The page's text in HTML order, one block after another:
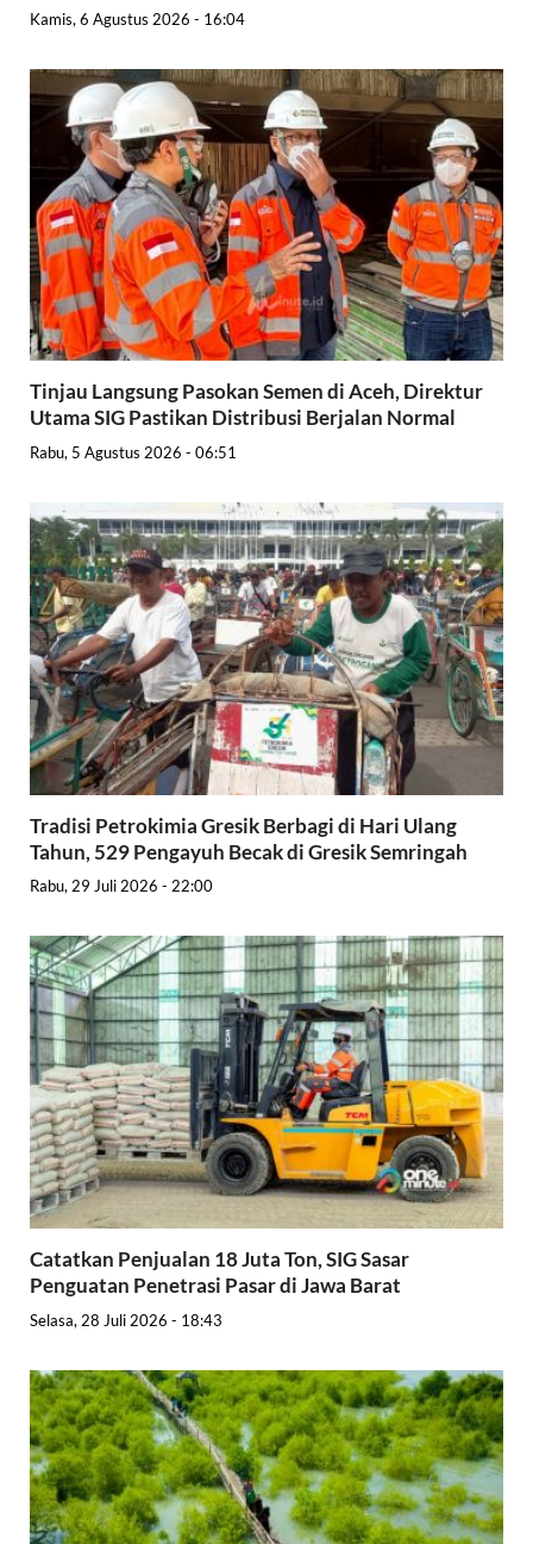
Kamis, 6 Agustus 2026 - 16:04
Tinjau Langsung Pasokan Semen di Aceh, Direktur
Utama SIG Pastikan Distribusi Berjalan Normal
Rabu, 5 Agustus 2026 - 06:51
Tradisi Petrokimia Gresik Berbagi di Hari Ulang
Tahun, 529 Pengayuh Becak di Gresik Semringah
Rabu, 29 Juli 2026 - 22:00
Catatkan Penjualan 18 Juta Ton, SIG Sasar
Penguatan Penetrasi Pasar di Jawa Barat
Selasa, 28 Juli 2026 - 18:43